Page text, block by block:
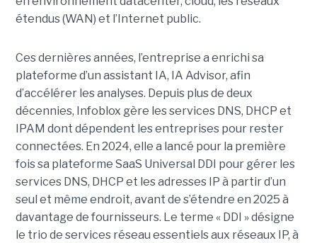
étendus (WAN) et l’Internet public.
Ces dernières années, l’entreprise a enrichi sa
plateforme d’un assistant IA, IA Advisor, afin
d’accélérer les analyses. Depuis plus de deux
décennies, Infoblox gère les services DNS, DHCP et
IPAM dont dépendent les entreprises pour rester
connectées. En 2024, elle a lancé pour la première
fois sa plateforme SaaS Universal DDI pour gérer les
services DNS, DHCP et les adresses IP à partir d’un
seul et même endroit, avant de s’étendre en 2025 à
davantage de fournisseurs. Le terme « DDI » désigne
le trio de services réseau essentiels aux réseaux IP, à